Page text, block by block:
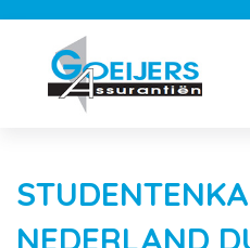
NEDERLAND